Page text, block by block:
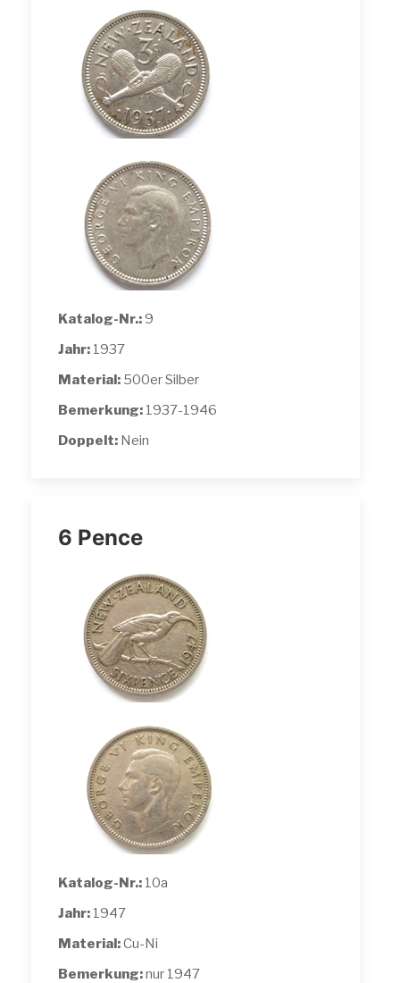
Katalog-Nr.:9
Jahr: 1937
Material: 500er Silber
Bemerkung: 1937-1946
Doppelt: Nein
6 Pence
Katalog-Nr.: 10a
Jahr: 1947
Material:Cu-Ni
Bemerkung:nur 1947